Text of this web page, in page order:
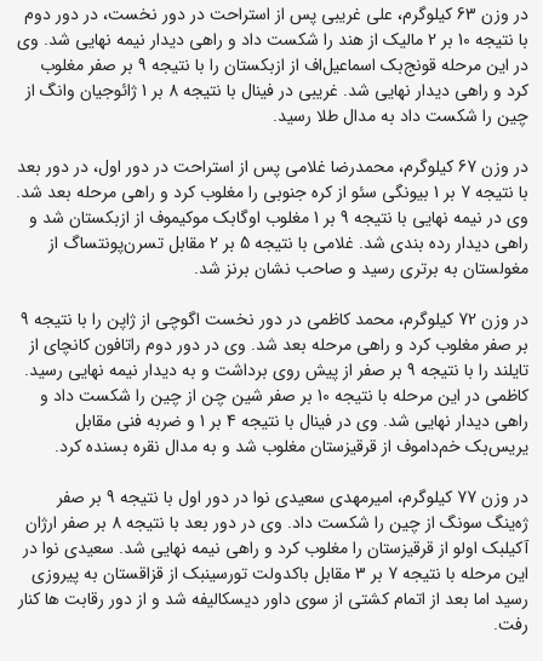
در وزن 63 کیلوگرم، علی غریبی پس از استراحت در دور نخست، در دور دوم
با نتیجه 10 بر 2 مالیک از هند را شکست داد و راهی دیدار نیمه نهایی شد. وی
در این مرحله قونج‌بک اسماعیل‌اف از ازبکستان را با نتیجه 9 بر صفر مغلوب
کرد و راهی دیدار نهایی شد. غریبی در فینال با نتیجه 8 بر 1 ژائوجیان وانگ از
چین را شکست داد به مدال طلا رسید.
در وزن 67 کیلوگرم، محمدرضا غلامی پس از استراحت در دور اول، در دور بعد
با نتیجه 7 بر 1 بیونگی سئو از کره جنوبی را مغلوب کرد و راهی مرحله بعد شد.
وی در نیمه نهایی با نتیجه 9 بر 1 مغلوب اوگابک موکیموف از ازبکستان شد و
راهی دیدار رده بندی شد. غلامی با نتیجه 5 بر 2 مقابل تسرن‌پونتساگ از
مغولستان به برتری رسید و صاحب نشان برنز شد.
در وزن 72 کیلوگرم، محمد کاظمی در دور نخست اگوچی از ژاپن را با نتیجه 9
بر صفر مغلوب کرد و راهی مرحله بعد شد. وی در دور دوم راتافون کانچای از
تایلند را با نتیجه 9 بر صفر از پیش روی برداشت و به دیدار نیمه نهایی رسید.
کاظمی در این مرحله با نتیجه 10 بر صفر شین چن از چین را شکست داد و
راهی دیدار نهایی شد. وی در فینال با نتیجه 4 بر 1 و ضربه فنی مقابل
یریس‌بک خم‌داموف از قرقیزستان مغلوب شد و به مدال نقره بسنده کرد.
در وزن 77 کیلوگرم، امیرمهدی سعیدی نوا در دور اول با نتیجه 9 بر صفر
ژه‌ینگ سونگ از چین را شکست داد. وی در دور بعد با نتیجه 8 بر صفر ارژان
آکیلبک اولو از قرقیزستان را مغلوب کرد و راهی نیمه نهایی شد. سعیدی نوا در
این مرحله با نتیجه 7 بر 3 مقابل باکدولت تورسینبک از قزاقستان به پیروزی
رسید اما بعد از اتمام کشتی از سوی داور دیسکالیفه شد و از دور رقابت ها کنار
رفت.